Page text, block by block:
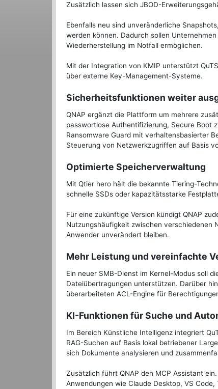
Zusätzlich lassen sich JBOD-
Ebenfalls neu sind unveränderliche
werden können. Dadurch sollen
Wiederherstellung im Notfall ermöglichen.
Mit der Integration von KMIP unterstützt
über externe Key-Management-Systeme.
Sicherheitsfunktionen weiter
QNAP ergänzt die Plattform um mehrere
passwortlose Authentifizierung, Secure Boot
Ransomware Guard mit verhaltensbasierter
Steuerung von Netzwerkzugriffen auf Basis
Optimierte Speicherverwaltung
Mit Qtier hero hält die bekannte Tiering-
schnelle SSDs oder kapazitätsstarke
Für eine zukünftige Version kündigt QNAP
Nutzungshäufigkeit zwischen verschiedenen
Anwender unverändert bleiben.
Mehr Leistung und vereinfachte
Ein neuer SMB-Dienst im Kernel-Modus soll
Dateiübertragungen unterstützen. Darüber
überarbeiteten ACL-Engine für
KI-Funktionen für Suche und
Im Bereich Künstliche Intelligenz integriert
RAG-Suchen auf Basis lokal betriebener
sich Dokumente analysieren und
Zusätzlich führt QNAP den MCP Assistant
Anwendungen wie Claude Desktop, VS